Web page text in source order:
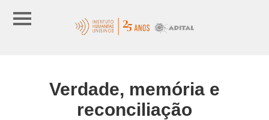
Verdade, memória e
reconciliação